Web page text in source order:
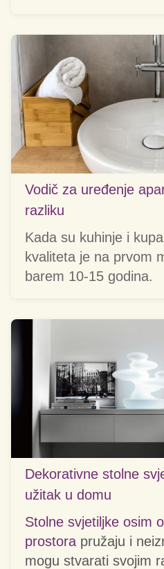
Vodič za uređenje
razliku
Kada su kuhinje i
kvaliteta je na prvom
barem 10-15 godina.
Dekorativne stolne
užitak u domu
Stolne svjetiljke osim
prostora pružaju i
mogu stvarati svojim